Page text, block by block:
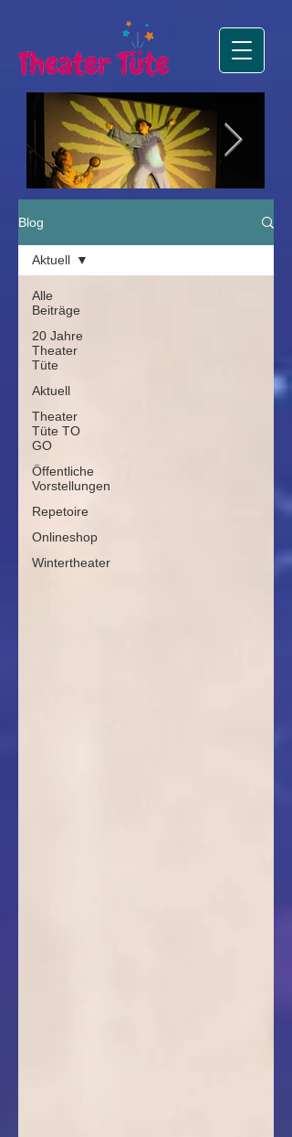
Die Sonne, der Mond
und das große Funkeln
Blog
Alle
Beiträge
20 Jahre
Theater
Tüte
Aktuell
Theater
Tüte TO
GO
Öffentliche
Vorstellungen
Repetoire
Onlineshop
Wintertheater
Aktuell